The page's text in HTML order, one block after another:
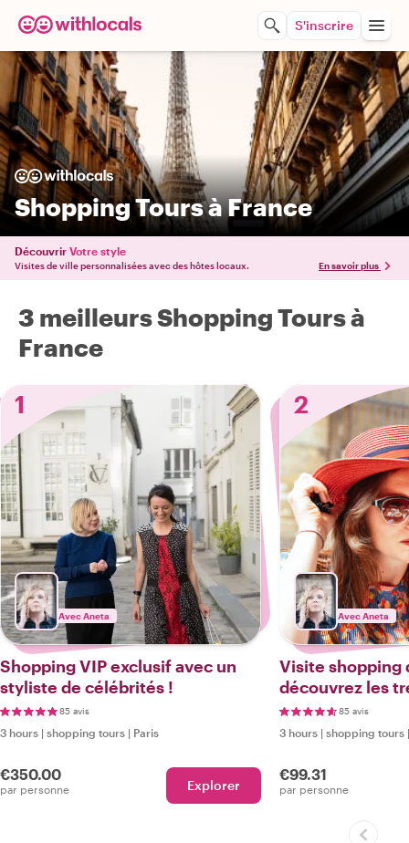
S'inscrire
Shopping Tours à France
Découvrir Votre style
Visites de ville personnalisées avec des hôtes locaux. En savoir plus
3 meilleurs Shopping Tours à
France
1
Avec Aneta
Shopping VIP exclusif avec un
styliste de célébrités !
85 avis
3 hours | shopping tours | Paris
€350.00
par personne Explorer
2
Avec Aneta
Visite shopping
découvrez les
créateurs85 avis
3 hours | shopping tours
€99.31
par personne